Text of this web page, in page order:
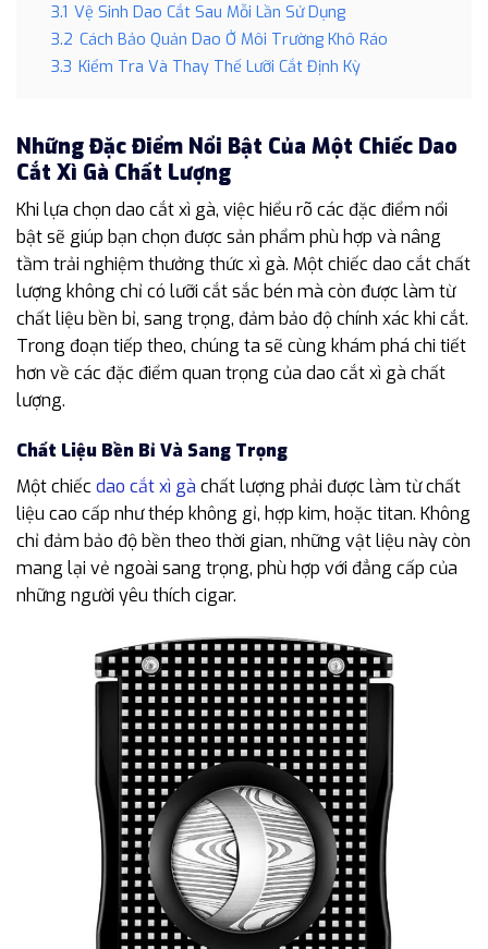
3.1 Vệ Sinh Dao Cắt Sau Mỗi Lần Sử Dụng
3.2 Cách Bảo Quản Dao Ở Môi Trường Khô Ráo
3.3 Kiểm Tra Và Thay Thế Lưỡi Cắt Định Kỳ
Những Đặc Điểm Nổi Bật Của Một Chiếc Dao
Cắt Xì Gà Chất Lượng
Khi lựa chọn dao cắt xì gà, việc hiểu rõ các đặc điểm nổi
bật sẽ giúp bạn chọn được sản phẩm phù hợp và nâng
tầm trải nghiệm thưởng thức xì gà. Một chiếc dao cắt chất
lượng không chỉ có lưỡi cắt sắc bén mà còn được làm từ
chất liệu bền bỉ, sang trọng, đảm bảo độ chính xác khi cắt.
Trong đoạn tiếp theo, chúng ta sẽ cùng khám phá chi tiết
hơn về các đặc điểm quan trọng của dao cắt xì gà chất
lượng.
Chất Liệu Bền Bỉ Và Sang Trọng
Một chiếcdao cắt xì gà chất lượng phải được làm từ chất
liệu cao cấp như thép không gỉ, hợp kim, hoặc titan. Không
chỉ đảm bảo độ bền theo thời gian, những vật liệu này còn
mang lại vẻ ngoài sang trọng, phù hợp với đẳng cấp của
những người yêu thích cigar.